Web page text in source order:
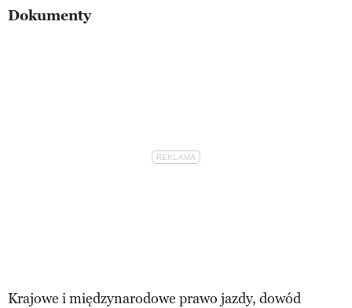
Dokumenty
Krajowe i międzynarodowe prawo jazdy, dowód